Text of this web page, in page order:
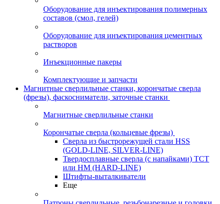
Оборудование для инъектирования полимерных
составов (смол, гелей)
Оборудование для инъектирования цементных
растворов
Инъекционные пакеры
Комплектующие и запчасти
Магнитные сверлильные станки, корончатые сверла
(фрезы), фаскосниматели, заточные станки
Магнитные сверлильные станки
Корончатые сверла (кольцевые фрезы)
Сверла из быстрорежущей стали HSS
(GOLD-LINE, SILVER-LINE)
Твердосплавные сверла (с напайками) ТСТ
или HM (HARD-LINE)
Штифты-выталкиватели
Еще